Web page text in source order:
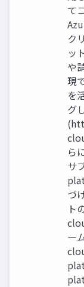
て
ク
ッ
や
現
を
グ
ら
サ
づ
ト
ー